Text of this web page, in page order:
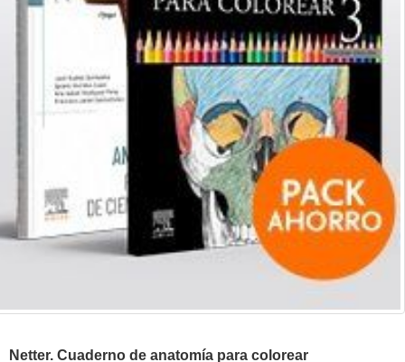
Netter. Cuaderno de anatomía para colorear